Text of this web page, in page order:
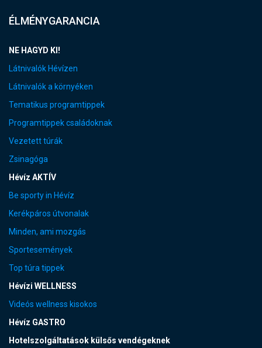
ÉLMÉNYGARANCIA
NE HAGYD KI!
Látnivalók Hévízen
Látnivalók a környéken
Tematikus programtippek
Programtippek családoknak
Vezetett túrák
Zsinagóga
Hévíz AKTÍV
Be sporty in Hévíz
Kerékpáros útvonalak
Minden, ami mozgás
Sportesemények
Top túra tippek
Hévízi WELLNESS
Videós wellness kisokos
Hévíz GASTRO
Hotelszolgáltatások külsős vendégeknek